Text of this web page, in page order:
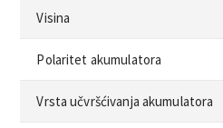
Visina
Polaritet akumulatora
Vrsta učvršćivanja akumulatora